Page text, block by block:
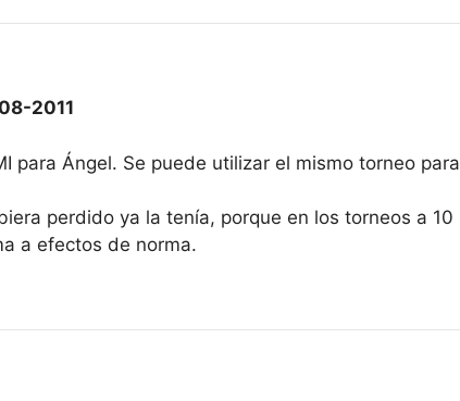
2011
para Ángel. Se puede utilizar el mismo torneo para
perdido ya la tenía, porque en los torneos a 10
a efectos de norma.